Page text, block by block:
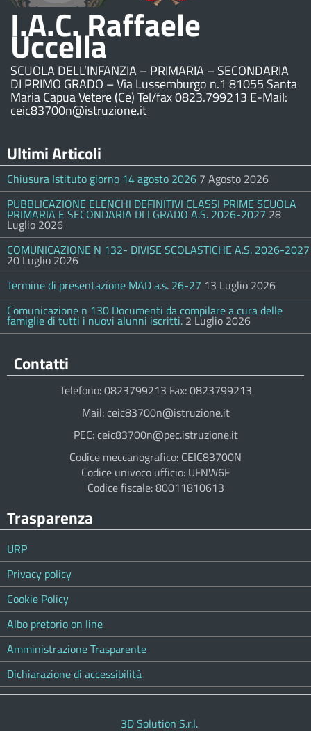
I.A.C. Raffaele
Uccella
SCUOLA DELL’INFANZIA – PRIMARIA – SECONDARIA
DI PRIMO GRADO – Via Lussemburgo n.1 81055 Santa
Maria Capua Vetere (Ce) Tel/fax 0823.799213 E-Mail:
ceic83700n@istruzione.it
Ultimi Articoli
Chiusura Istituto giorno 14 agosto 2026 7 Agosto 2026
PUBBLICAZIONE ELENCHI DEFINITIVI CLASSI PRIME SCUOLA
PRIMARIA E SECONDARIA DI I GRADO A.S. 2026-2027 28
Luglio 2026
COMUNICAZIONE N 132- DIVISE SCOLASTICHE A.S. 2026-2027
20 Luglio 2026
Termine di presentazione MAD a.s. 26-27 13 Luglio 2026
Comunicazione n 130 Documenti da compilare a cura delle
famiglie di tutti i nuovi alunni iscritti. 2 Luglio 2026
Contatti
Telefono: 0823799213 Fax: 0823799213
Mail: ceic83700n@istruzione.it
PEC: ceic83700n@pec.istruzione.it
Codice meccanografico: CEIC83700N
Codice univoco ufficio: UFNW6F
Codice fiscale: 80011810613
Trasparenza
URP
Privacy policy
Cookie Policy
Albo pretorio on line
Amministrazione Trasparente
Dichiarazione di accessibilità
3D Solution S.r.l.